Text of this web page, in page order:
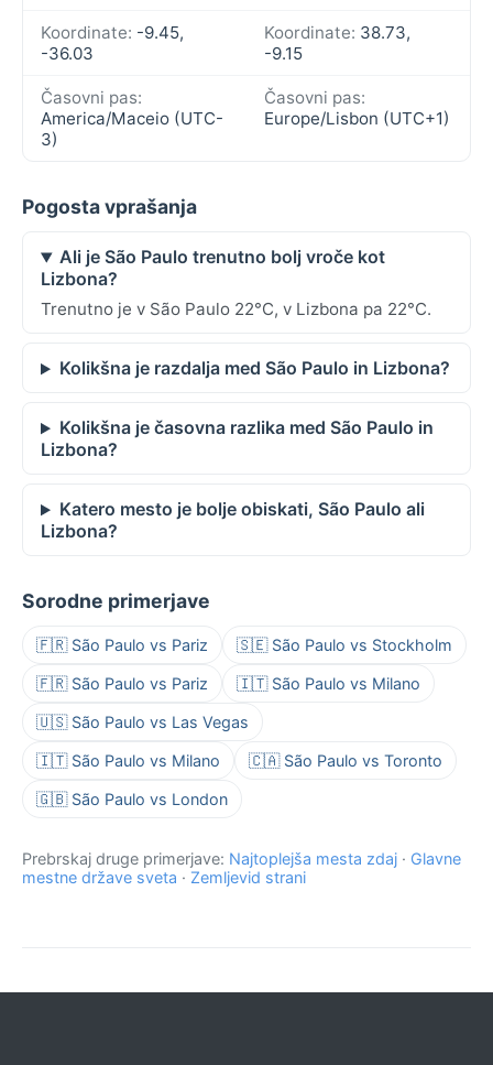
Koordinate: -9.45,
-36.03
Koordinate: 38.73,
-9.15
Časovni pas:
America/Maceio (UTC-
3)
Časovni pas:
Europe/Lisbon (UTC+1)
Pogosta vprašanja
Ali je São Paulo trenutno bolj vroče kot
Lizbona?
Trenutno je v São Paulo 22°C, v Lizbona pa 22°C.
Kolikšna je razdalja med São Paulo in Lizbona?
Kolikšna je časovna razlika med São Paulo in
Lizbona?
Katero mesto je bolje obiskati, São Paulo ali
Lizbona?
Sorodne primerjave
🇫🇷 São Paulo vs Pariz 🇸🇪 São Paulo vs Stockholm
🇫🇷 São Paulo vs Pariz 🇮🇹 São Paulo vs Milano
🇺🇸 São Paulo vs Las Vegas
🇮🇹 São Paulo vs Milano 🇨🇦 São Paulo vs Toronto
🇬🇧 São Paulo vs London
Prebrskaj druge primerjave: Najtoplejša mesta zdaj · Glavne
mestne države sveta · Zemljevid strani